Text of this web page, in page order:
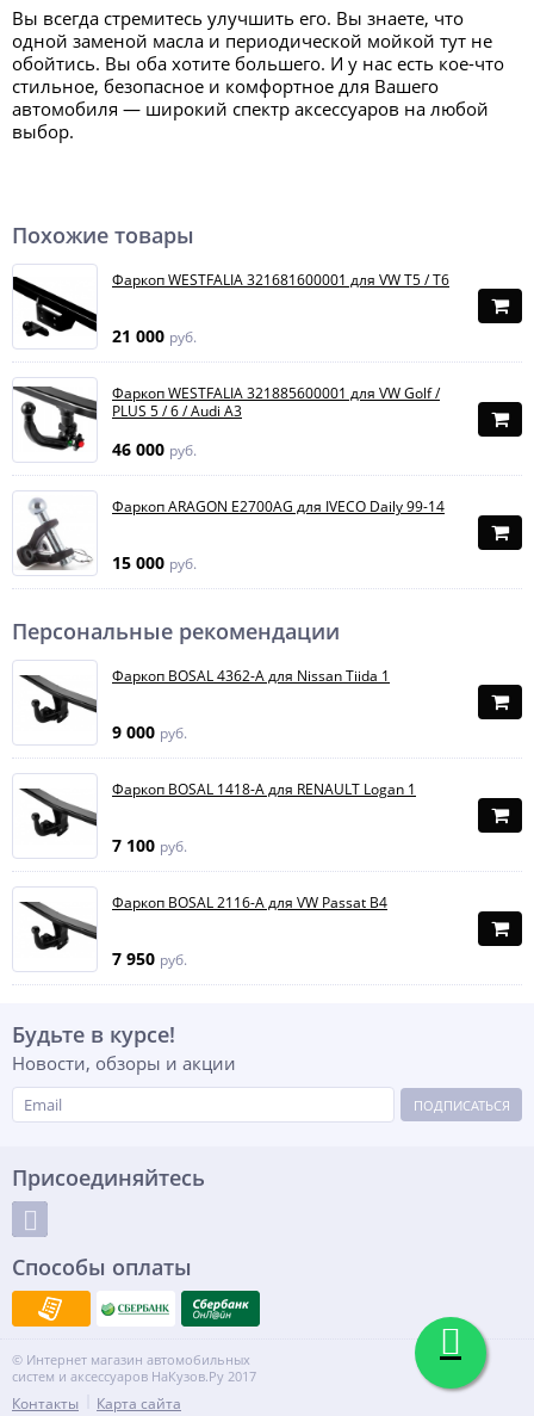
Вы всегда стремитесь улучшить его. Вы знаете, что
одной заменой масла и периодической мойкой тут не
обойтись. Вы оба хотите большего. И у нас есть кое-что
стильное, безопасное и комфортное для Вашего
автомобиля — широкий спектр аксессуаров на любой
выбор.
Похожие товары
Фаркоп WESTFALIA 321681600001 для VW T5 / T6
21 000 руб.
Фаркоп WESTFALIA 321885600001 для VW Golf /
PLUS 5 / 6 / Audi A3
46 000 руб.
Фаркоп ARAGON E2700AG для IVECO Daily 99-14
15 000 руб.
Персональные рекомендации
Фаркоп BOSAL 4362-A для Nissan Tiida 1
9 000 руб.
Фаркоп BOSAL 1418-A для RENAULT Logan 1
7 100 руб.
Фаркоп BOSAL 2116-A для VW Passat B4
7 950 руб.
Будьте в курсе!
Новости, обзоры и акции
ПОДПИСАТЬСЯ
Присоединяйтесь
Способы оплаты
© Интернет магазин автомобильных
систем и аксессуаров НаКузов.Ру 2017
Контакты Карта сайта